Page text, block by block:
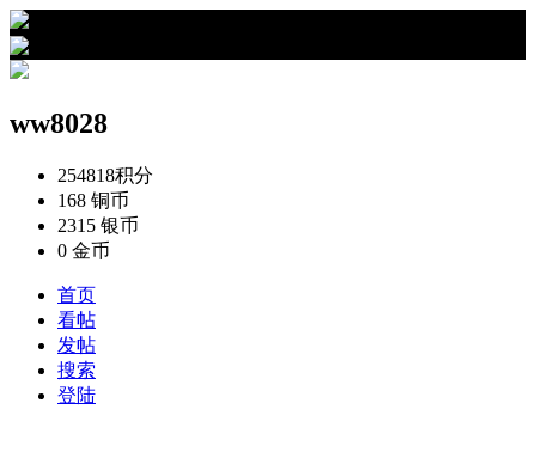
ww8028
254818积分
168 铜币
2315 银币
0 金币
首页
看帖
发帖
搜索
登陆